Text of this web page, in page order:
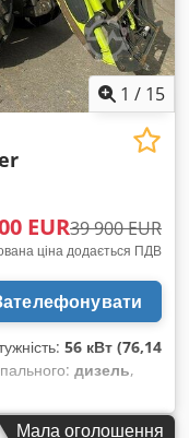
1 / 15
EUR39 900 EUR
ціна додається ПДВ
56 кВт (76,14
дизель,
2, мотогодини:
Мала оголошення